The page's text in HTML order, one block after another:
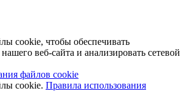
cookie, чтобы обеспечивать
веб-сайта и анализировать сетевой
файлов cookie
cookie. Правила использования